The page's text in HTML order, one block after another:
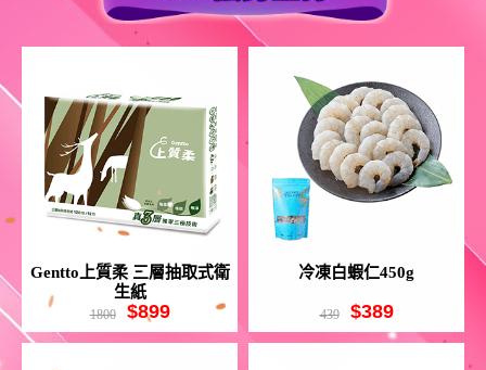
Gentto上質柔 三層抽取式衛
生紙
1800 $899
冷凍白蝦仁450g
439 $389